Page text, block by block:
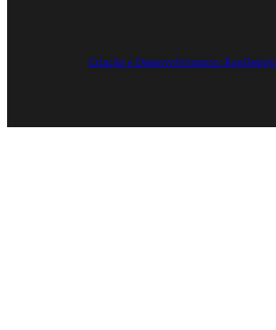
Criação e Desenvolvimento: RapDesign